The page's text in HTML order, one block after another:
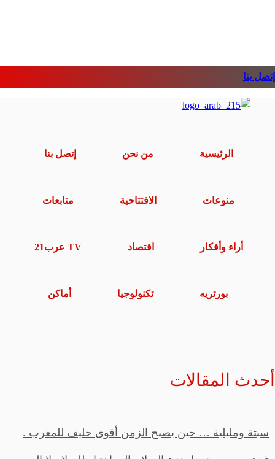
إتصل بنا
الرئيسية من نحن إتصل بنا
منوعات الافتتاحية متابعات
أراء وأفكار اقتصاد TV عرب21
بورتريه تكنولوجيا أماكن
أحدث المقالات
سبتة ومليلية … حين يصبح الزمن أقوى حليف للمغرب .